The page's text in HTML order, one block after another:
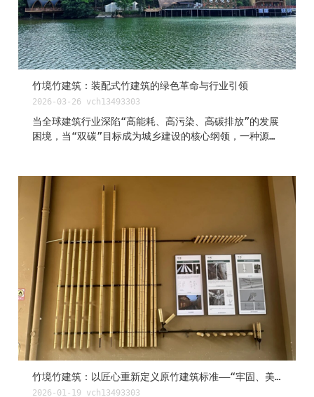
底层逻辑，读懂安全与美观如何在此共生。 现
代竹建筑关键节点结构设计要点 节点是竹建筑结构
安全的核心，直接决定整体结构的稳定性与承载能
力。“竹境”结合多年工程实践，创新研发钢竹复合节
点...
竹境竹建筑：装配式竹建筑的绿色革命与行业引领
2026-03-26 vch13493303
当全球建筑行业深陷“高能耗、高污染、高碳排放”的发展
困境，当“双碳”目标成为城乡建设的核心纲领，一种源自
工艺，既承载着千年竹文化的东方智慧，又契合了现代建
筑工业化、绿色化的发展趋势。 一、十年深耕 “竹
境”的技术积淀与全产业链布局 2022年，“竹境”竹建
筑获评中国竹产业协会“中国竹产业品牌十强企业”，是原
竹建筑行业唯一入选企业。凭借创新的设计与精湛的工
艺，斩获IDA国际设计大奖银奖、建筑设计大师奖、小型
建筑金奖、2021-2022GHDA环球人居设计大奖银奖等国
际国内顶级荣誉，累计获得近20项行业大奖，彰显了行业
对其技术实力与设计水平的高度认可。 “竹境”竹建筑
施工项目荣获部分奖项 作为装配式竹建筑领域的先行
者，“竹境”竹建筑致力于原竹设计施工一体化服务，在品
牌知名度和美誉度、核心技术、销售规模三方...
竹境竹建筑：以匠心重新定义原竹建筑标准——“牢固、美观、可持续”
2026-01-19 vch13493303